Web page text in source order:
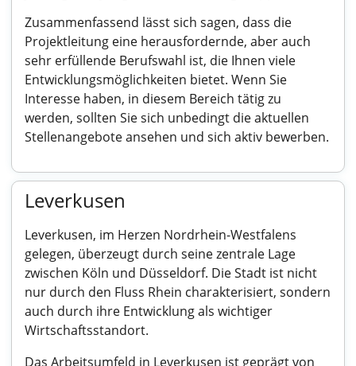
Zusammenfassend lässt sich sagen, dass die
Projektleitung eine herausfordernde, aber auch
sehr erfüllende Berufswahl ist, die Ihnen viele
Entwicklungsmöglichkeiten bietet. Wenn Sie
Interesse haben, in diesem Bereich tätig zu
werden, sollten Sie sich unbedingt die aktuellen
Stellenangebote ansehen und sich aktiv bewerben.
Leverkusen
Leverkusen, im Herzen Nordrhein-Westfalens
gelegen, überzeugt durch seine zentrale Lage
zwischen Köln und Düsseldorf. Die Stadt ist nicht
nur durch den Fluss Rhein charakterisiert, sondern
auch durch ihre Entwicklung als wichtiger
Wirtschaftsstandort.
Das Arbeitsumfeld in Leverkusen ist geprägt von